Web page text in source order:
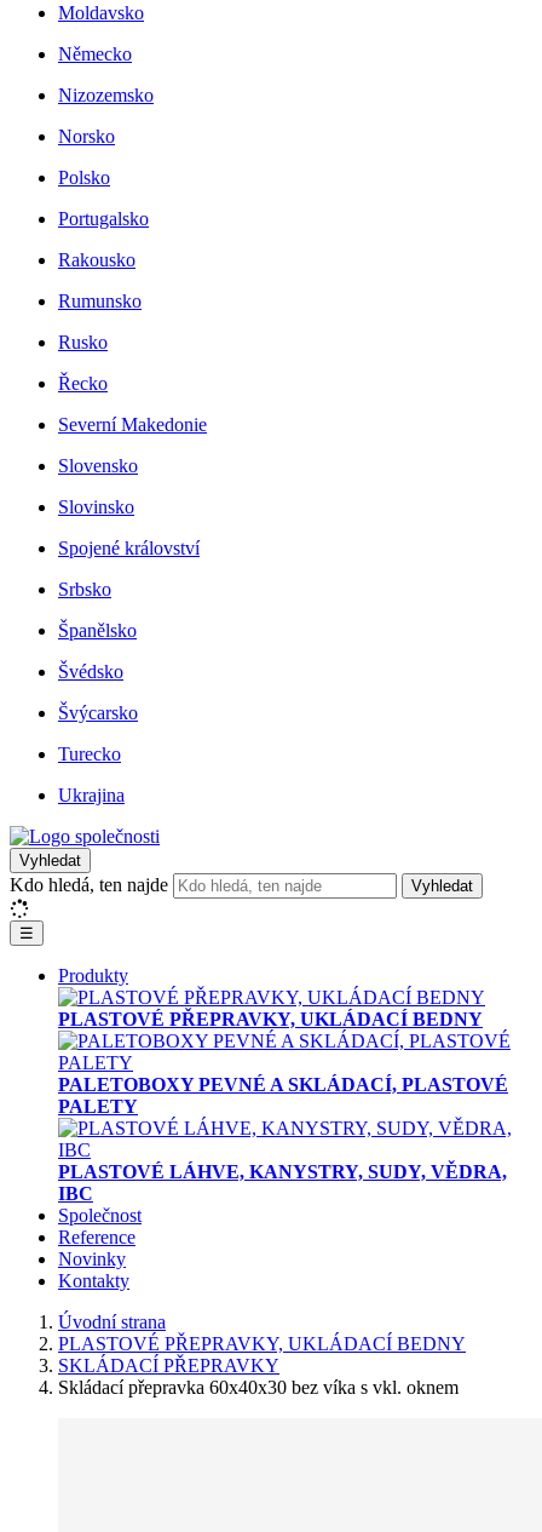
Moldavsko
Německo
Nizozemsko
Norsko
Polsko
Portugalsko
Rakousko
Rumunsko
Rusko
Řecko
Severní Makedonie
Slovensko
Slovinsko
Spojené království
Srbsko
Španělsko
Švédsko
Švýcarsko
Turecko
Ukrajina
Vyhledat
Kdo hledá, ten najde Vyhledat
☰
Produkty
PLASTOVÉ PŘEPRAVKY, UKLÁDACÍ BEDNY
PALETOBOXY PEVNÉ A SKLÁDACÍ, PLASTOVÉ
PALETY
PLASTOVÉ LÁHVE, KANYSTRY, SUDY, VĚDRA,
IBC
Společnost
Reference
Novinky
Kontakty
Úvodní strana
PLASTOVÉ PŘEPRAVKY, UKLÁDACÍ BEDNY
SKLÁDACÍ PŘEPRAVKY
Skládací přepravka 60x40x30 bez víka s vkl. oknem